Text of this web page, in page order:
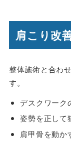
肩こり改
整体施術と合わ
す。
デスクワーク
姿勢を正して
肩甲骨を動か